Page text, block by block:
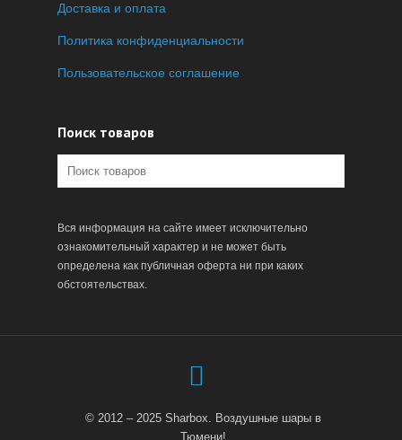
Доставка и оплата
Политика конфиденциальности
Пользовательское соглашение
Поиск товаров
Вся информация на сайте имеет исключительно
ознакомительный характер и не может быть
определена как публичная оферта ни при каких
обстоятельствах.
© 2012 – 2025 Sharbox. Воздушные шары в
Тюмени!